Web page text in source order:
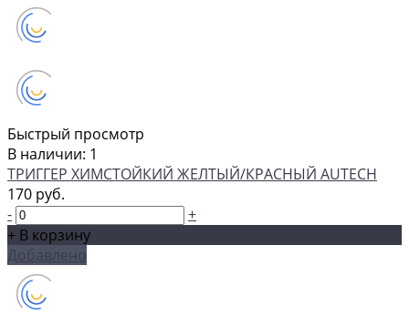
Быстрый просмотр
В наличии: 1
ТРИГГЕР ХИМСТОЙКИЙ ЖЕЛТЫЙ/КРАСНЫЙ AUTECH
170 руб.
-
+
+ В корзину
Добавлено